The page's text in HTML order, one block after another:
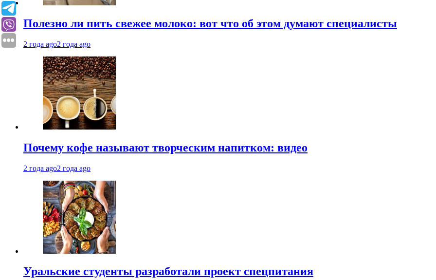
Полезно ли пить свежее молоко: вот что об этом думают специалисты
2 года ago2 года ago
Почему кофе называют творческим напитком: видео
2 года ago2 года ago
Уральские студенты разработали проект спецпитания